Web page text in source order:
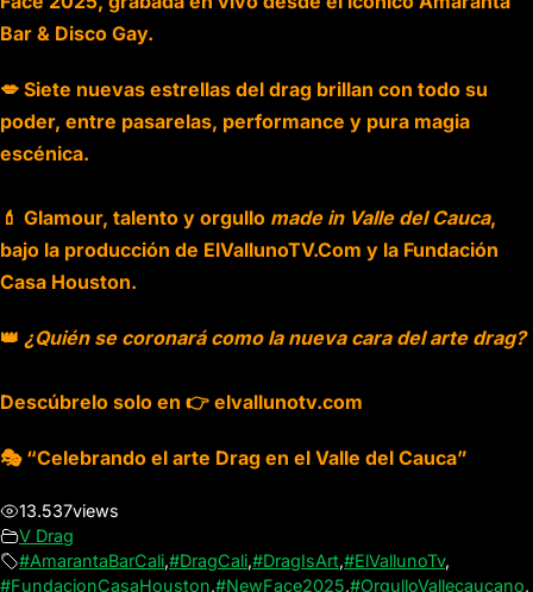
Bar & Disco Gay.
💋 Siete nuevas estrellas del drag brillan con todo su
poder, entre pasarelas, performance y pura magia
escénica.
💄 Glamour, talento y orgullo made in Valle del Cauca,
bajo la producción de ElVallunoTV.Com y la Fundación
Casa Houston.
👑 ¿Quién se coronará como la nueva cara del arte drag?
Descúbrelo solo en 👉 elvallunotv.com
🎭 “Celebrando el arte Drag en el Valle del Cauca”
13.537views
V Drag
#AmarantaBarCali,#DragCali,#DragIsArt,#ElVallunoTv,
#FundacionCasaHouston,#NewFace2025,#OrgulloVallecaucano,